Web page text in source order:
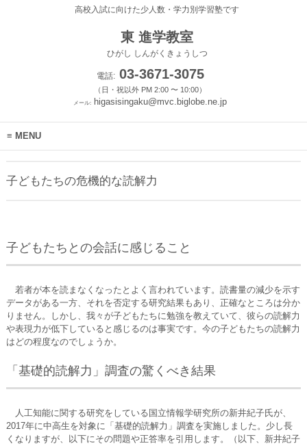
高校入試に向けた少人数・学力別学習塾です
東 進学教室
ひがし しんがくきょうしつ
電話:03-3671-3075
（日・祝以外 PM 2:00 〜 10:00）
メール: higasisingaku@mvc.biglobe.ne.jp
MENU
子どもたちの危機的な読解力
子どもたちとの会話に感じること
若者が本を読まなくなったとよく言われています。読書量の減少を示す
データがある一方、それを否定する研究結果もあり、正確なところは分か
りません。しかし、我々が子どもたちに勉強を教えていて、彼らの読解力
や表現力が低下していると感じるのは事実です。今の子どもたちの読解力
はどの程度なのでしょうか。
「基礎的読解力」調査の驚くべき結果
人工知能に関する研究をしている国立情報学研究所の新井紀子氏が、
2017年に中高生を対象に「基礎的読解力」調査を実施しました。少し長
くなりますが、以下にその問題や正答率を引用します。（以下、新井紀子